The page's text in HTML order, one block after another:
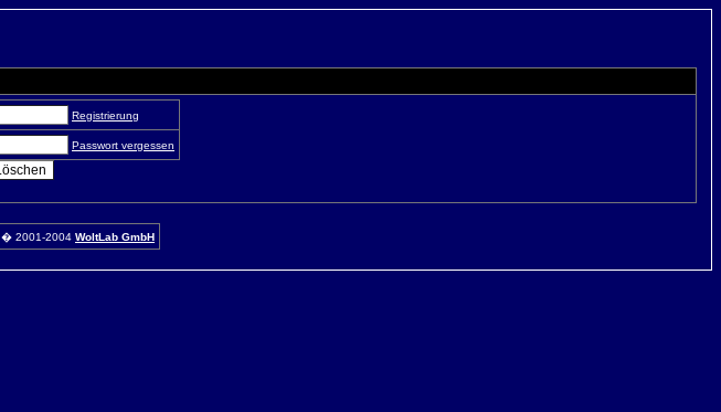
Registrierung
Passwort vergessen
� 2001-2004 WoltLab GmbH